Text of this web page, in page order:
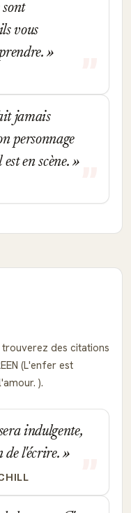
vous
jamais
personnage
en scène.
des citations
(L'enfer est
).
indulgente,
de l'écrire.